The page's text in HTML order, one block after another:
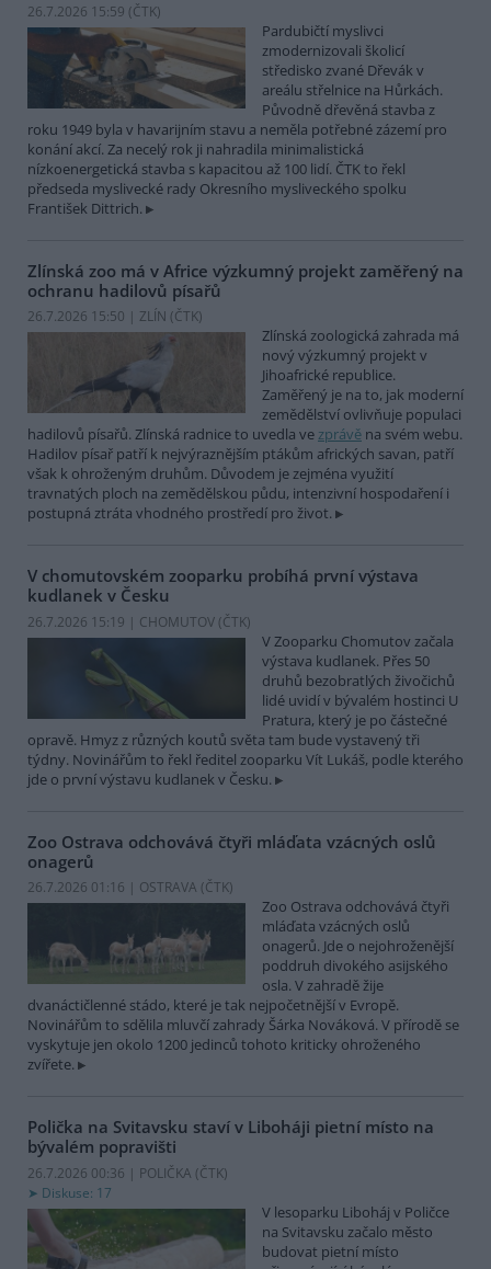
26.7.2026 15:59 (ČTK)
Pardubičtí myslivci
zmodernizovali školicí
středisko zvané Dřevák v
areálu střelnice na Hůrkách.
Původně dřevěná stavba z
roku 1949 byla v havarijním stavu a neměla potřebné zázemí pro
konání akcí. Za necelý rok ji nahradila minimalistická
nízkoenergetická stavba s kapacitou až 100 lidí. ČTK to řekl
předseda myslivecké rady Okresního mysliveckého spolku
František Dittrich.
Zlínská zoo má v Africe výzkumný projekt zaměřený na
ochranu hadilovů písařů
26.7.2026 15:50 | ZLÍN (ČTK)
Zlínská zoologická zahrada má
nový výzkumný projekt v
Jihoafrické republice.
Zaměřený je na to, jak moderní
zemědělství ovlivňuje populaci
hadilovů písařů. Zlínská radnice to uvedla vezprávě na svém webu.
Hadilov písař patří k nejvýraznějším ptákům afrických savan, patří
však k ohroženým druhům. Důvodem je zejména využití
travnatých ploch na zemědělskou půdu, intenzivní hospodaření i
postupná ztráta vhodného prostředí pro život.
V chomutovském zooparku probíhá první výstava
kudlanek v Česku
26.7.2026 15:19 | CHOMUTOV (ČTK)
V Zooparku Chomutov začala
výstava kudlanek. Přes 50
druhů bezobratlých živočichů
lidé uvidí v bývalém hostinci U
Pratura, který je po částečné
opravě. Hmyz z různých koutů světa tam bude vystavený tři
týdny. Novinářům to řekl ředitel zooparku Vít Lukáš, podle kterého
jde o první výstavu kudlanek v Česku.
Zoo Ostrava odchovává čtyři mláďata vzácných oslů
onagerů
26.7.2026 01:16 | OSTRAVA (ČTK)
Zoo Ostrava odchovává čtyři
mláďata vzácných oslů
onagerů. Jde o nejohroženější
poddruh divokého asijského
osla. V zahradě žije
dvanáctičlenné stádo, které je tak nejpočetnější v Evropě.
Novinářům to sdělila mluvčí zahrady Šárka Nováková. V přírodě se
vyskytuje jen okolo 1200 jedinců tohoto kriticky ohroženého
zvířete.
Polička na Svitavsku staví v Liboháji pietní místo na
bývalém popravišti
26.7.2026 00:36 | POLIČKA (ČTK)
Diskuse: 17
V lesoparku Liboháj v Poličce
na Svitavsku začalo město
budovat pietní místo